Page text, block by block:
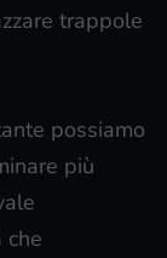
trappole
possiamo
più